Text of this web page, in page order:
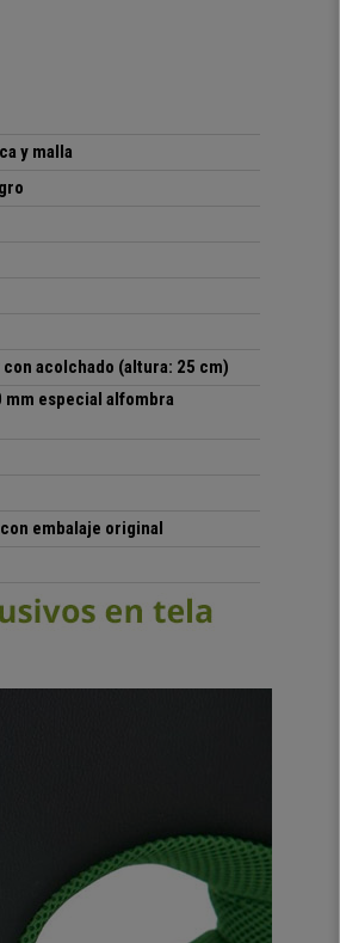
y malla
acolchado (altura: 25 cm)
mm especial alfombra
embalaje original